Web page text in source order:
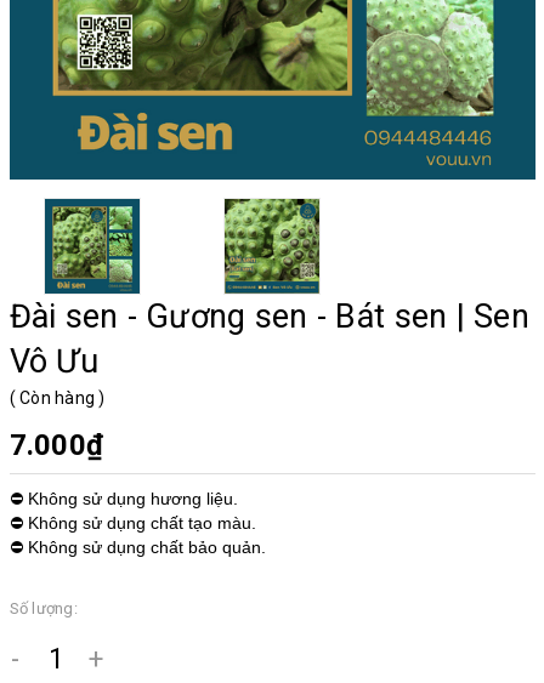
Đài sen - Gương sen - Bát sen | Sen
Vô Ưu
( Còn hàng)
7.000₫
⛔ Không sử dụng hương liệu.
⛔ Không sử dụng chất tạo màu.
⛔ Không sử dụng chất bảo quản.
Số lượng:
- +